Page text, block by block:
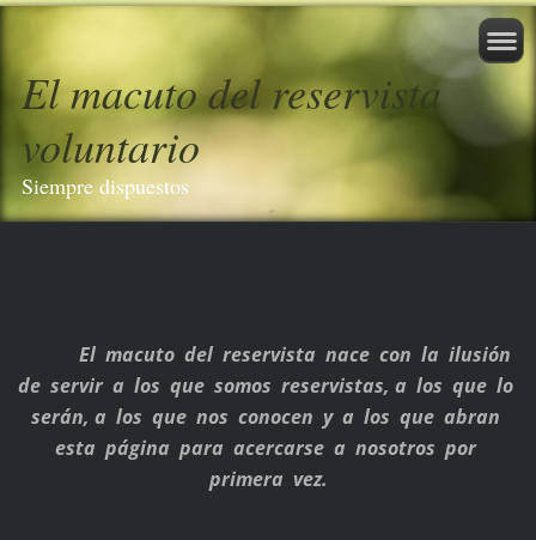
El macuto del reservista
voluntario
Siempre dispuestos
El macuto del reservista nace con la ilusión
de servir a los que somos reservistas, a los que lo
serán, a los que nos conocen y a los que abran
esta página para acercarse a nosotros por
primera vez.